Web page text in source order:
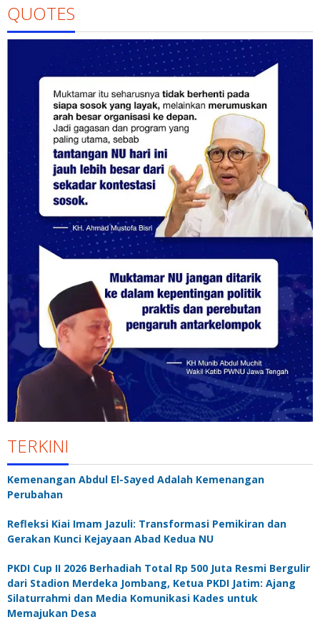
QUOTES
TERKINI
Kemenangan Abdul El-Sayed Adalah Kemenangan
Perubahan
Refleksi Kiai Imam Jazuli: Transformasi Pemikiran dan
Gerakan Kunci Kejayaan Abad Kedua NU
PKDI Cup II 2026 Berhadiah Total Rp 500 Juta Resmi Bergulir
dari Stadion Merdeka Jombang, Ketua PKDI Jatim: Ajang
Silaturrahmi dan Media Komunikasi Kades untuk
Memajukan Desa